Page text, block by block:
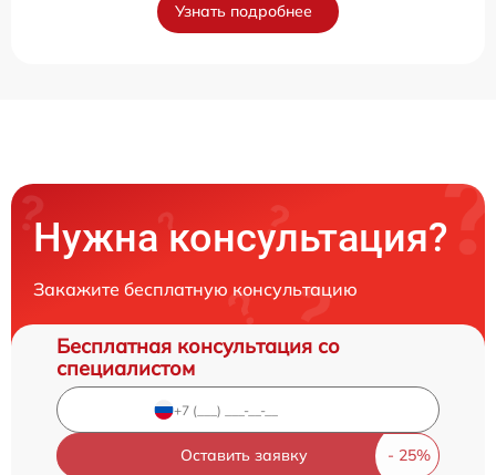
Узнать подробнее
Нужна консультация?
Закажите бесплатную консультацию
Бесплатная консультация со
специалистом
Оставить заявку